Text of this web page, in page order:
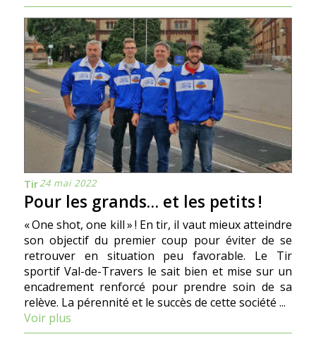
Tir24 mai 2022
Pour les grands… et les petits !
« One shot, one kill » ! En tir, il vaut mieux atteindre
son objectif du premier coup pour éviter de se
retrouver en situation peu favorable. Le Tir
sportif Val-de-Travers le sait bien et mise sur un
encadrement renforcé pour prendre soin de sa
relève. La pérennité et le succès de cette société ...
Voir plus